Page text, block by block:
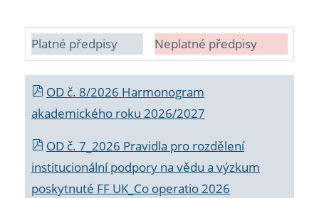
Platné předpisy Neplatné předpisy
OD č. 8/2026 Harmonogram
akademického roku 2026/2027
OD č. 7_2026 Pravidla pro rozdělení
institucionální podpory na vědu a výzkum
poskytnuté FF UK_Co operatio 2026